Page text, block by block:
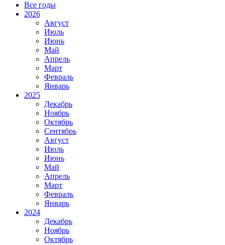
Все годы
2026
Август
Июль
Июнь
Май
Апрель
Март
Февраль
Январь
2025
Декабрь
Ноябрь
Октябрь
Сентябрь
Август
Июль
Июнь
Май
Апрель
Март
Февраль
Январь
2024
Декабрь
Ноябрь
Октябрь